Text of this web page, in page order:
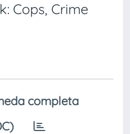
Cops, Crime
completa